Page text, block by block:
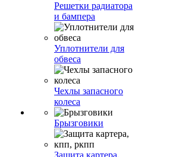
Решетки радиатора
и бампера
Уплотнители для
обвеса
Чехлы запасного
колеса
Брызговики
Защита картера,